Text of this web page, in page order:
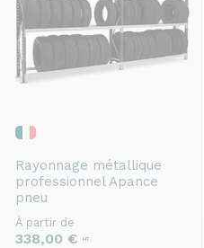
Rayonnage métallique
professionnel Apance
pneu
À partir de
338,00 € HT